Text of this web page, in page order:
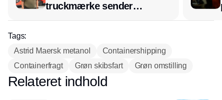
truckmærke sender
lagerchef stafetten videre
Tags:
Astrid Maersk metanol
Containershipping
Containerfragt
Grøn skibsfart Grøn omstilling
Annonce
Relateret indhold